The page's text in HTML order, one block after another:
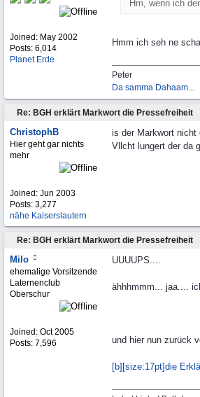
Joined: May 2002
Posts: 6,014
Planet Erde
Hm, wenn ich
Hmm ich seh ne
Peter
Da samma Dahaam...
Re: BGH erklärt Markwort die Pressefreiheit
ChristophB
Hier geht gar nichts
mehr
Joined: Jun 2003
Posts: 3,277
nähe Kaiserslautern
is der Markwort nicht
Vllcht lungert der da
Re: BGH erklärt Markwort die Pressefreiheit
Milo
ehemalige Vorsitzende
Laternenclub
Oberschur
Joined: Oct 2005
Posts: 7,596
UUUUPS....
ähhhmmm... jaa....
und hier nun zurück
[b][size:17pt]die